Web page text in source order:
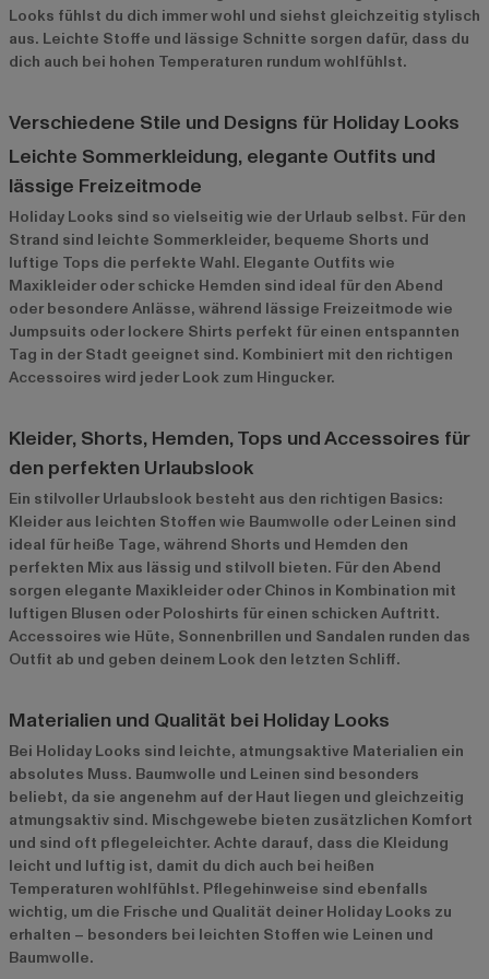
Looks fühlst du dich immer wohl und siehst gleichzeitig stylisch
aus. Leichte Stoffe und lässige Schnitte sorgen dafür, dass du
dich auch bei hohen Temperaturen rundum wohlfühlst.
Verschiedene Stile und Designs für Holiday Looks
Leichte Sommerkleidung, elegante Outfits und
lässige Freizeitmode
Holiday Looks sind so vielseitig wie der Urlaub selbst. Für den
Strand sind leichte Sommerkleider, bequeme Shorts und
luftige Tops die perfekte Wahl. Elegante Outfits wie
Maxikleider oder schicke Hemden sind ideal für den Abend
oder besondere Anlässe, während lässige Freizeitmode wie
Jumpsuits oder lockere Shirts perfekt für einen entspannten
Tag in der Stadt geeignet sind. Kombiniert mit den richtigen
Accessoires wird jeder Look zum Hingucker.
Kleider, Shorts, Hemden, Tops und Accessoires für
den perfekten Urlaubslook
Ein stilvoller Urlaubslook besteht aus den richtigen Basics:
Kleider aus leichten Stoffen wie Baumwolle oder Leinen sind
ideal für heiße Tage, während Shorts und Hemden den
perfekten Mix aus lässig und stilvoll bieten. Für den Abend
sorgen elegante Maxikleider oder Chinos in Kombination mit
luftigen Blusen oder Poloshirts für einen schicken Auftritt.
Accessoires wie Hüte, Sonnenbrillen und Sandalen runden das
Outfit ab und geben deinem Look den letzten Schliff.
Materialien und Qualität bei Holiday Looks
Bei Holiday Looks sind leichte, atmungsaktive Materialien ein
absolutes Muss. Baumwolle und Leinen sind besonders
beliebt, da sie angenehm auf der Haut liegen und gleichzeitig
atmungsaktiv sind. Mischgewebe bieten zusätzlichen Komfort
und sind oft pflegeleichter. Achte darauf, dass die Kleidung
leicht und luftig ist, damit du dich auch bei heißen
Temperaturen wohlfühlst. Pflegehinweise sind ebenfalls
wichtig, um die Frische und Qualität deiner Holiday Looks zu
erhalten – besonders bei leichten Stoffen wie Leinen und
Baumwolle.